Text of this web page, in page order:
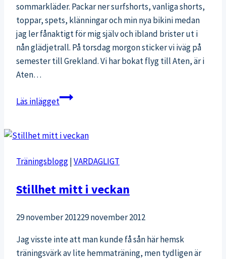
sommarkläder. Packar ner surfshorts, vanliga shorts,
toppar, spets, klänningar och min nya bikini medan
jag ler fånaktigt för mig själv och ibland brister ut i
nån glädjetrall. På torsdag morgon sticker vi iväg på
semester till Grekland. Vi har bokat flyg till Aten, är i
Aten…
Läs inläggetPackande
Träningsblogg|VARDAGLIGT
Stillhet mitt i veckan
29 november 201229 november 2012
Jag visste inte att man kunde få sån här hemsk
träningsvärk av lite hemmaträning, men tydligen är